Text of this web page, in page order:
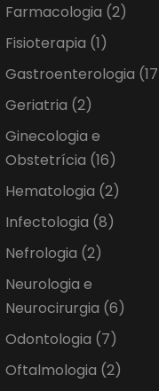
Farmacologia (2)
Fisioterapia (1)
Gastroenterologia
Geriatria (2)
Ginecologia e
Obstetrícia (16)
Hematologia (2)
Infectologia (8)
Nefrologia (2)
Neurologia e
Neurocirurgia (6)
Odontologia (7)
Oftalmologia (2)